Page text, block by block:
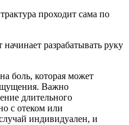
проходит сама по
разрабатывать руку
боль, которая может
Важно
длительного
с отеком или
индивидуален, и